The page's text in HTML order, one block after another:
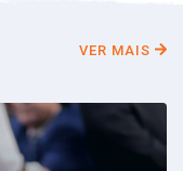
VER MAIS